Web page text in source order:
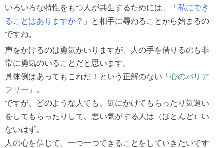
いろいろな特性をもつ人が共生するためには、「 私にでき
ることはありますか？ 」と相手に尋ねることから始まるの
ですね。
声をかけるのは勇気がいりますが、人の手を借りるのも非
常に勇気のいることだと思います。
具体例はあってもこれだ！という正解のない「 心のバリア
フリー 」。
ですが、どのような人でも、気にかけてもらったり気遣い
をしてもらったりして、悪い気がする人は（ほとんど）い
ないはず。
人の心を信じて、一つ一つできることをしていきたいです